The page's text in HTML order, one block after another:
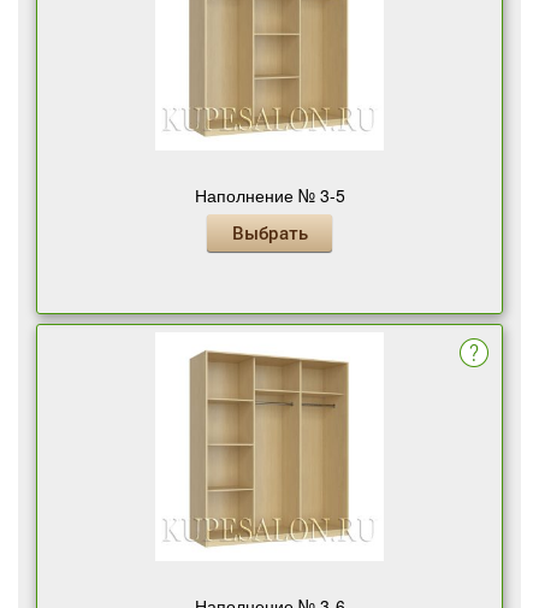
Наполнение № 3-5
Выбрать